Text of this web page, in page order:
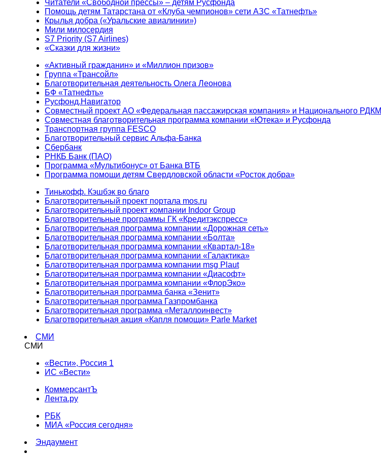
Читатели «Свободной прессы» – детям Русфонда
Помощь детям Татарстана от «Клуба чемпионов» сети АЗС «Татнефть»
Крылья добра («Уральские авиалинии»)
Мили милосердия
S7 Priority (S7 Airlines)
«Сказки для жизни»
«Активный гражданин» и «Миллион призов»
Группа «Трансойл»
Благотворительная деятельность Олега Леонова
БФ «Татнефть»
Русфонд.Навигатор
Совместный проект АО «Федеральная пассажирская компания» и Национального РДКМ
Совместная благотворительная программа компании «Ютека» и Русфонда
Транспортная группа FESCO
Благотворительный сервис Альфа-Банка
Сбербанк
РНКБ Банк (ПАО)
Программа «Мультибонус» от Банка ВТБ
Программа помощи детям Свердловской области «Росток добра»
Тинькофф. Кэшбэк во благо
Благотворительный проект портала mos.ru
Благотворительный проект компании Indoor Group
Благотворительные программы ГК «Кредитэкспресс»
Благотворительная программа компании «Дорожная сеть»
Благотворительная программа компании «Болта»
Благотворительная программа компании «Квартал-18»
Благотворительная программа компании «Галактика»
Благотворительная программа компании msg Plaut
Благотворительная программа компании «Диасофт»
Благотворительная программа компании «ФлорЭко»
Благотворительная программа банка «Зенит»
Благотворительная программа Газпромбанка
Благотворительная программа «Металлоинвест»
Благотворительная акция «Капля помощи» Parle Market
СМИ
СМИ
«Вести», Россия 1
ИС «Вести»
КоммерсантЪ
Лента.ру
РБК
МИА «Россия сегодня»
Эндаумент